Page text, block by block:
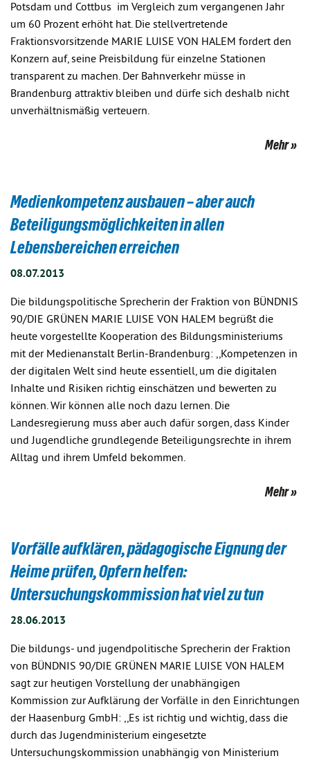
Potsdam und Cottbus im Vergleich zum vergangenen Jahr
um 60 Prozent erhöht hat. Die stellvertretende
Fraktionsvorsitzende MARIE LUISE VON HALEM fordert den
Konzern auf, seine Preisbildung für einzelne Stationen
transparent zu machen. Der Bahnverkehr müsse in
Brandenburg attraktiv bleiben und dürfe sich deshalb nicht
unverhältnismäßig verteuern.
Mehr
Medienkompetenz ausbauen – aber auch
Beteiligungsmöglichkeiten in allen
Lebensbereichen erreichen
08.07.2013
Die bildungspolitische Sprecherin der Fraktion von BÜNDNIS
90/DIE GRÜNEN MARIE LUISE VON HALEM begrüßt die
heute vorgestellte Kooperation des Bildungsministeriums
mit der Medienanstalt Berlin-Brandenburg: ,,Kompetenzen in
der digitalen Welt sind heute essentiell, um die digitalen
Inhalte und Risiken richtig einschätzen und bewerten zu
können. Wir können alle noch dazu lernen. Die
Landesregierung muss aber auch dafür sorgen, dass Kinder
und Jugendliche grundlegende Beteiligungsrechte in ihrem
Alltag und ihrem Umfeld bekommen.
Mehr
Vorfälle aufklären, pädagogische Eignung der
Heime prüfen, Opfern helfen:
Untersuchungskommission hat viel zu tun
28.06.2013
Die bildungs- und jugendpolitische Sprecherin der Fraktion
von BÜNDNIS 90/DIE GRÜNEN MARIE LUISE VON HALEM
sagt zur heutigen Vorstellung der unabhängigen
Kommission zur Aufklärung der Vorfälle in den Einrichtungen
der Haasenburg GmbH: ,,Es ist richtig und wichtig, dass die
durch das Jugendministerium eingesetzte
Untersuchungskommission unabhängig von Ministerium